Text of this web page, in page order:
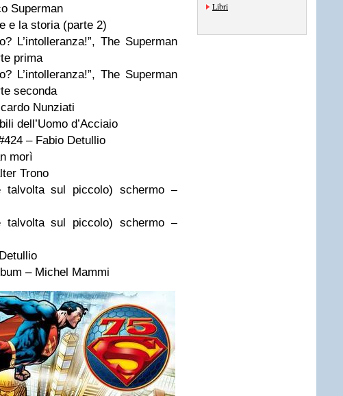
Superman
e la storia (parte 2)
L’intolleranza!”, The Superman
prima
L’intolleranza!”, The Superman
seconda
Nunziati
dell’Uomo d’Acciaio
– Fabio Detullio
morì
Trono
talvolta sul piccolo) schermo –
talvolta sul piccolo) schermo –
– Michel Mammi
Libri